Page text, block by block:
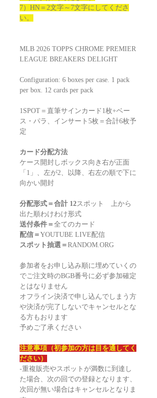
7）HN＝2文字～7文字にしてくださ
い。
MLB 2026 TOPPS CHROME PREMIER
LEAGUE BREAKERS DELIGHT
Configuration: 6 boxes per case. 1 pack
per box. 12 cards per pack
1SPOT＝直筆サインカード1枚+ベー
ス・パラ、インサート5枚＝合計6枚予
定
カード分配方法
ケース開封しボックス向き右が正面
「1」、左が2、以降、右左の順で下に
向かい開封
分配形式＝合計 12スポット 上から
出た順わけわけ形式
送付条件＝全てのカード
配信＝YOUTUBE LIVE配信
スポット抽選＝RANDOM.ORG
参加者をお申し込み順に埋めていくの
でご注文時のBGB番号に必ず参加確定
とはなりません
オフライン決済で申し込んでしまう方
や決済が完了しないでキャンセルとな
る方もおります
予めご了承ください
注意事項（初参加の方は目を通してく
ださい）
-重複販売やスポットが満数に到達し
た場合、次の回での登録となります、
次回が無い場合はキャンセルとなりま